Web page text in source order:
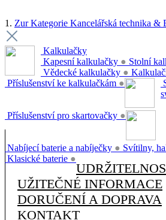
1. Zur Kategorie Kancelářská technika &
Kalkulačky
Kapesní kalkulačky ● Stolní
Vědecké kalkulačky ●
Příslušenství ke kalkulačkám ●
Příslušenství pro skartovačky ●
Nabíjecí baterie a nabíječky ● Svítilny,
Klasické baterie ●
UŽITEČNÉ INFORMACE
DORUČENÍ A DOPRAVA
KONTAKT